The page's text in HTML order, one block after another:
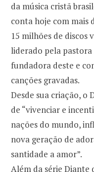
da música cristã
conta hoje com mais
15 milhões de discos
liderado pela pastora
fundadora deste e
canções gravadas.
Desde sua criação, o
de “vivenciar e
nações do mundo,
nova geração de
santidade a amor”.
Além da série Diante